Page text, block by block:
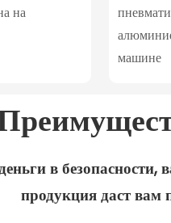
на
машине
в безопасности,
продукция даст вам